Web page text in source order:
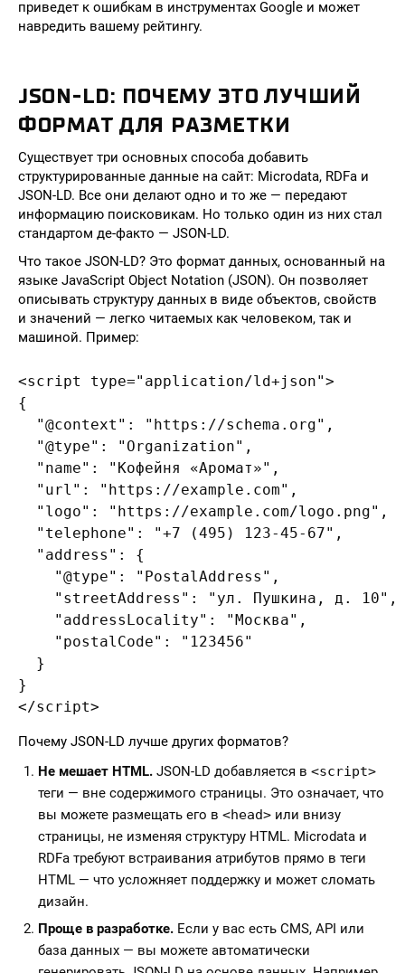
приведет к ошибкам в инструментах Google и может
навредить вашему рейтингу.
JSON-LD: ПОЧЕМУ ЭТО ЛУЧШИЙ
ФОРМАТ ДЛЯ РАЗМЕТКИ
Существует три основных способа добавить
структурированные данные на сайт: Microdata, RDFa и
JSON-LD. Все они делают одно и то же — передают
информацию поисковикам. Но только один из них стал
стандартом де-факто — JSON-LD.
Что такое JSON-LD? Это формат данных, основанный на
языке JavaScript Object Notation (JSON). Он позволяет
описывать структуру данных в виде объектов, свойств
и значений — легко читаемых как человеком, так и
машиной. Пример:
<script type="application/ld+json">
{
  "@context": "https://schema.org",
  "@type": "Organization",
  "name": "Кофейня «Аромат»",
  "url": "https://example.com",
  "logo": "https://example.com/logo.png",
  "telephone": "+7 (495) 123-45-67",
  "address": {
    "@type": "PostalAddress",
    "streetAddress": "ул. Пушкина, д. 10",
    "addressLocality": "Москва",
    "postalCode": "123456"
  }
}
</script>
Почему JSON-LD лучше других форматов?
Не мешает HTML. JSON-LD добавляется в <script>
теги — вне содержимого страницы. Это означает, что
вы можете размещать его в <head> или внизу
страницы, не изменяя структуру HTML. Microdata и
RDFa требуют встраивания атрибутов прямо в теги
HTML — что усложняет поддержку и может сломать
дизайн.
Проще в разработке. Если у вас есть CMS, API или
база данных — вы можете автоматически